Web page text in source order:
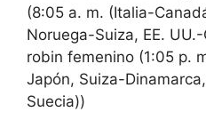
(8:05 a. m. (Italia-
Noruega-Suiza, EE.
robin femenino (1:05 ​​p.
Japón, Suiza-
Suecia))